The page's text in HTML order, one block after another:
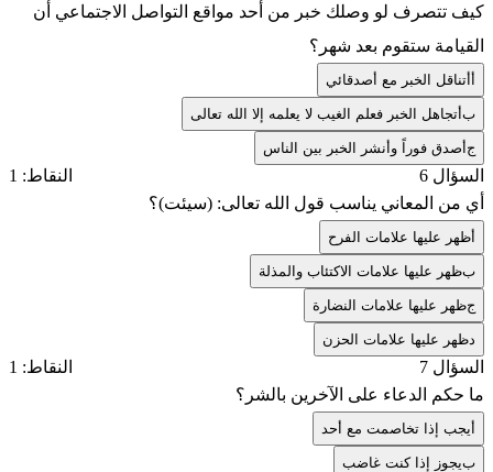
كيف تتصرف لو وصلك خبر من أحد مواقع التواصل الاجتماعي أن
القيامة ستقوم بعد شهر؟
أتناقل الخبر مع أصدقائي
بأتجاهل الخبر فعلم الغيب لا يعلمه إلا الله تعالى
جأصدق فوراً وأنشر الخبر بين الناس
السؤال 6
النقاط: 1
أي من المعاني يناسب قول الله تعالى: (سيئت)؟
ظهر عليها علامات الفرح
بظهر عليها علامات الاكتئاب والمذلة
جظهر عليها علامات النضارة
ظهر عليها علامات الحزن
السؤال 7
النقاط: 1
ما حكم الدعاء على الآخرين بالشر؟
يجب إذا تخاصمت مع أحد
بيجوز إذا كنت غاضب